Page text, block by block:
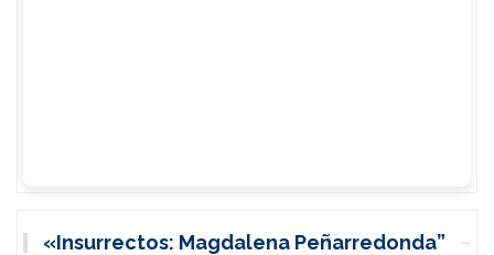
«Insurrectos: Magdalena Peñarredonda”